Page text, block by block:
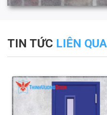
TIN TỨC LIÊN